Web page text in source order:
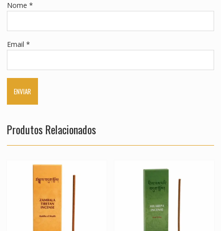
Nome *
Email *
Produtos Relacionados